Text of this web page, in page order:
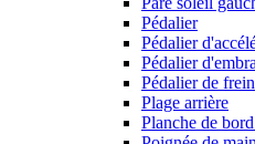
Pédalier
Pédalier
Pédalier
Pédalier de frein
Plage arrière
Planche de